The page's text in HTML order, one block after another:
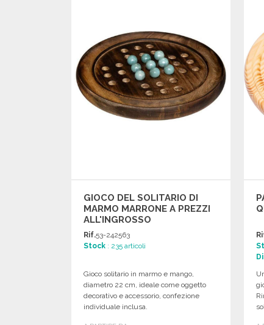
GIOCO DEL SOLITARIO DI
MARMO MARRONE A PREZZI
ALL'INGROSSO
Rif.53-242563
Stock : 235 articoli
Gioco solitario in marmo e mango,
diametro 22 cm, ideale come oggetto
decorativo e accessorio, confezione
individuale inclusa.